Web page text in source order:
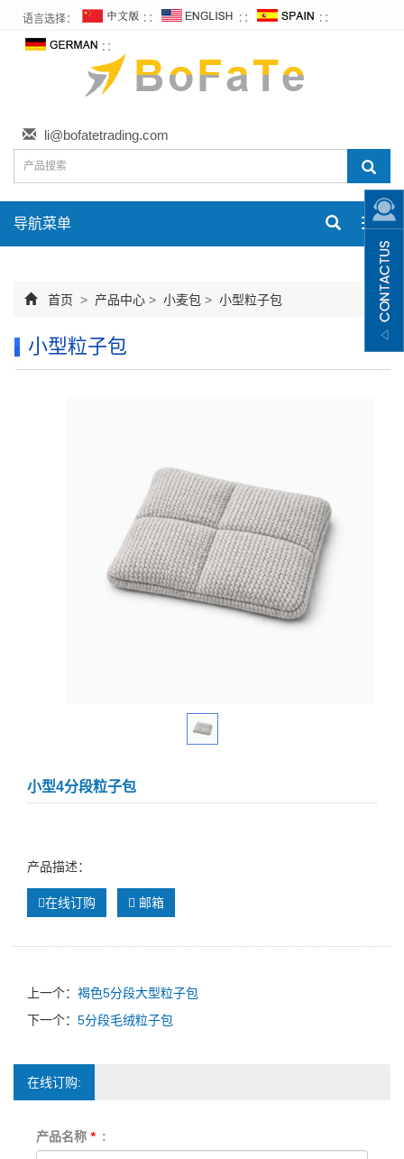
语言选择： ∷ ∷ ∷
∷
li@bofatetrading.com
导航菜单
首页 > 产品中心 > 小麦包 > 小型粒子包
小型粒子包
小型4分段粒子包
产品描述：
在线订购 邮箱
上一个： 褐色5分段大型粒子包
下一个： 5分段毛绒粒子包
在线订购:
产品名称 * :